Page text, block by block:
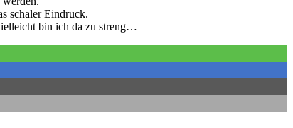
schaler Eindruck.
bin ich da zu streng…